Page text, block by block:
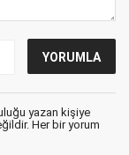
yazan kişiye
Her bir yorum